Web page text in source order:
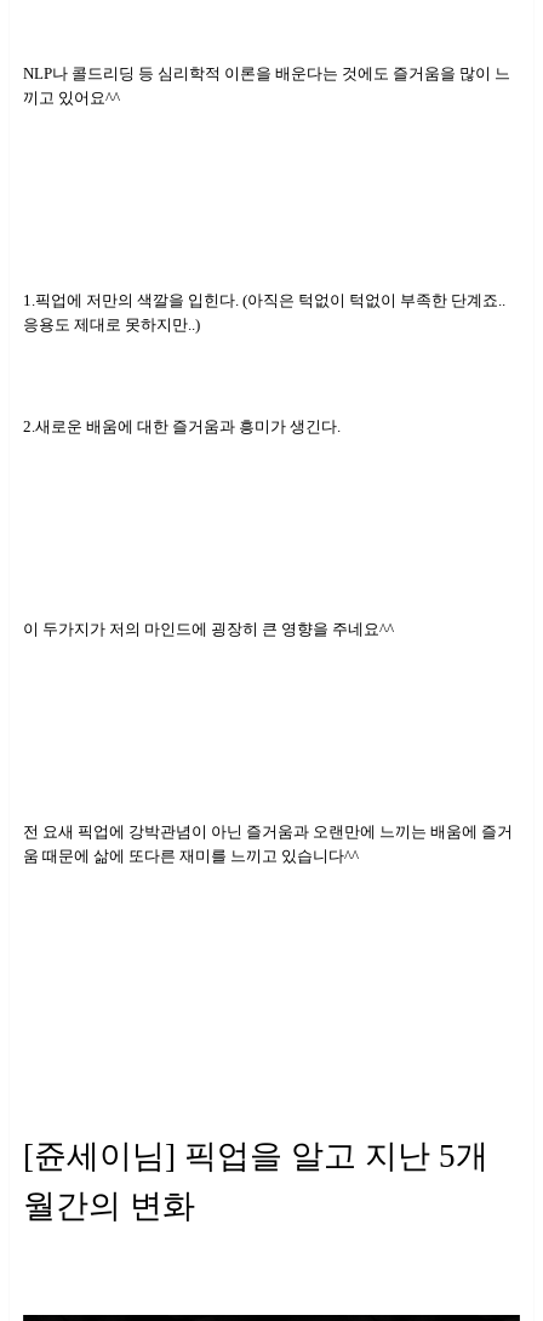
NLP나 콜드리딩 등 심리학적 이론을 배운다는 것에도 즐거움을 많이 느
끼고 있어요^^
1.픽업에 저만의 색깔을 입힌다. (아직은 턱없이 턱없이 부족한 단계죠..
응용도 제대로 못하지만..)
2.새로운 배움에 대한 즐거움과 흥미가 생긴다.
이 두가지가 저의 마인드에 굉장히 큰 영향을 주네요^^
전 요새 픽업에 강박관념이 아닌 즐거움과 오랜만에 느끼는 배움에 즐거
움 때문에 삶에 또다른 재미를 느끼고 있습니다^^
[쥰세이님] 픽업을 알고 지난 5개
월간의 변화